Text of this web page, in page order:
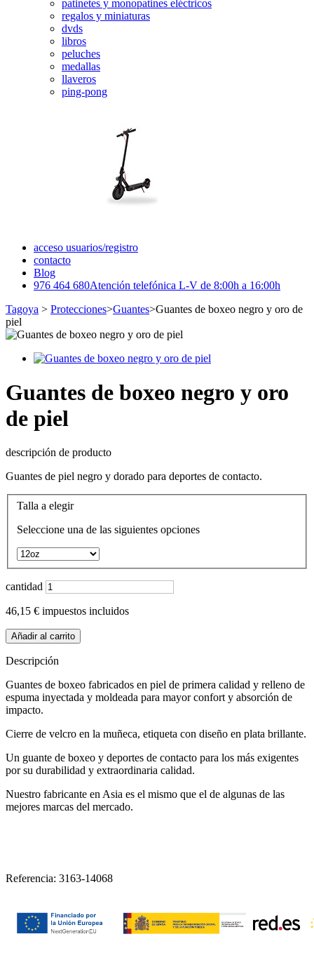
patinetes y monopatines eléctricos
regalos y miniaturas
dvds
libros
peluches
medallas
llaveros
ping-pong
acceso usuarios/registro
contacto
Blog
976 464 680Atención telefónica L-V de 8:00h a 16:00h
Tagoya > Protecciones>Guantes>Guantes de boxeo negro y oro de
piel
Guantes de boxeo negro y oro
de piel
descripción de producto
Guantes de piel negro y dorado para deportes de contacto.
Talla a elegir
Seleccione una de las siguientes opciones
cantidad
46,15 € impuestos incluidos
Añadir al carrito
Descripción
Guantes de boxeo fabricados en piel de primera calidad y relleno de
espuma inyectada y moldeada para mayor confort y absorción de
impacto.
Cierre de velcro en la muñeca, etiqueta con diseño en plata brillante.
Un guante de boxeo y deportes de contacto para los más exigentes
por su durabilidad y extraordinaria calidad.
Nuestro fabricante en Asia es el mismo que el de algunas de las
mejores marcas del mercado.
Referencia: 3163-14068